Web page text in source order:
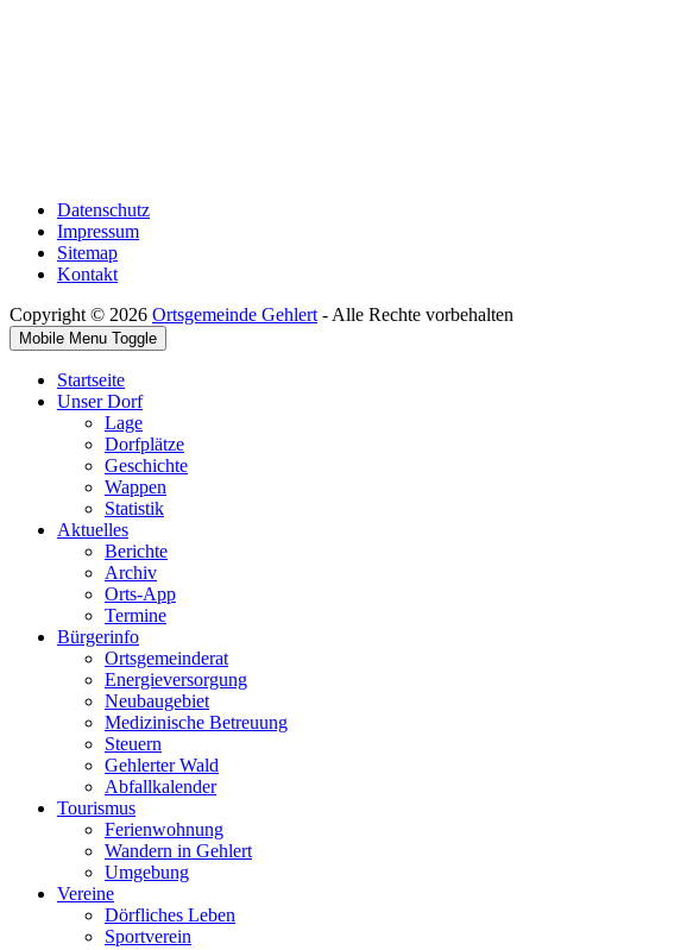
Datenschutz
Impressum
Sitemap
Kontakt
Copyright © 2026 Ortsgemeinde Gehlert- Alle Rechte vorbehalten
Mobile Menu Toggle
Startseite
Unser Dorf
Lage
Dorfplätze
Geschichte
Wappen
Statistik
Aktuelles
Berichte
Archiv
Orts-App
Termine
Bürgerinfo
Ortsgemeinderat
Energieversorgung
Neubaugebiet
Medizinische Betreuung
Steuern
Gehlerter Wald
Abfallkalender
Tourismus
Ferienwohnung
Wandern in Gehlert
Umgebung
Vereine
Dörfliches Leben
Sportverein